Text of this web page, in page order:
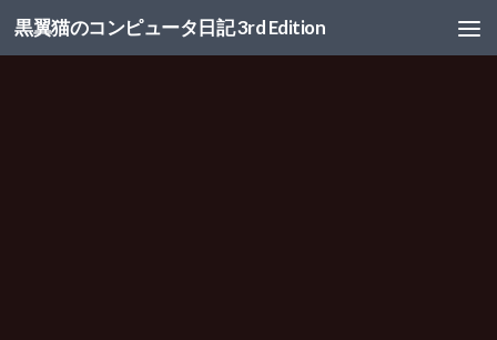
コンテンツへスキップ
黒翼猫のコンピュータ日記 3rd Edition